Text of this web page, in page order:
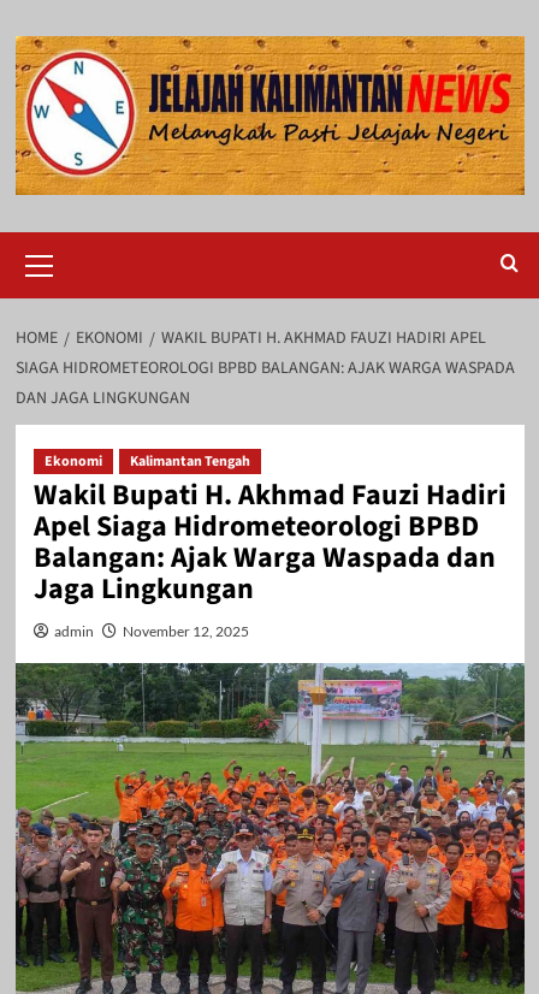
to
content
Menu
HOME EKONOMI
WAKIL BUPATI H. AKHMAD FAUZI HADIRI APEL
SIAGA HIDROMETEOROLOGI BPBD BALANGAN: AJAK WARGA WASPADA
DAN JAGA LINGKUNGAN
Ekonomi Kalimantan Tengah
Wakil Bupati H. Akhmad Fauzi Hadiri
Apel Siaga Hidrometeorologi BPBD
Balangan: Ajak Warga Waspada dan
Jaga Lingkungan
admin November 12, 2025